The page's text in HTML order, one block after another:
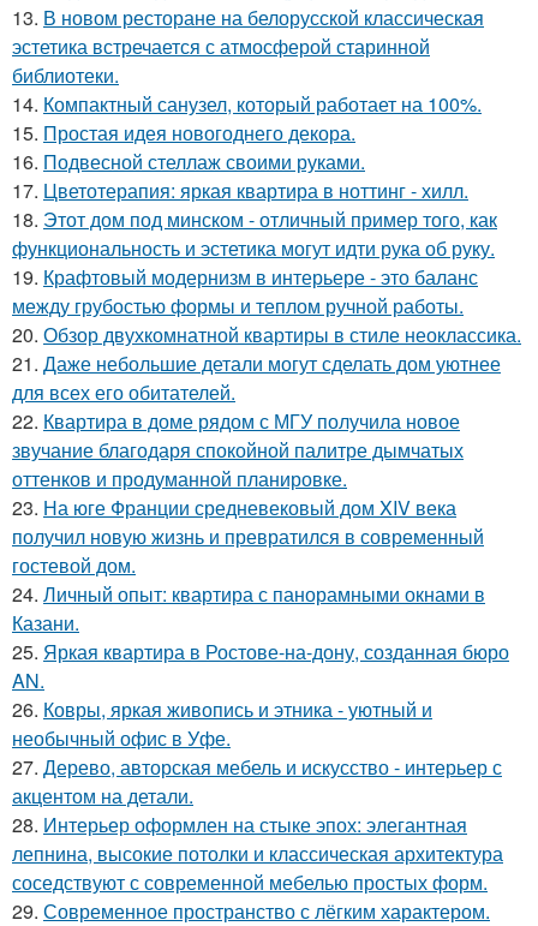
13. В новом ресторане на белорусской классическая
эстетика встречается с атмосферой старинной
библиотеки.
14. Компактный санузел, который работает на 100%.
15. Простая идея новогоднего декора.
16. Подвесной стеллаж своими руками.
17. Цветотерапия: яркая квартира в ноттинг - хилл.
18. Этот дом под минском - отличный пример того, как
функциональность и эстетика могут идти рука об руку.
19. Крафтовый модернизм в интерьере - это баланс
между грубостью формы и теплом ручной работы.
20. Обзор двухкомнатной квартиры в стиле неоклассика.
21. Даже небольшие детали могут сделать дом уютнее
для всех его обитателей.
22. Квартира в доме рядом с МГУ получила новое
звучание благодаря спокойной палитре дымчатых
оттенков и продуманной планировке.
23. На юге Франции средневековый дом XIV века
получил новую жизнь и превратился в современный
гостевой дом.
24. Личный опыт: квартира с панорамными окнами в
Казани.
25. Яркая квартира в Ростове-на-дону, созданная бюро
AN.
26. Ковры, яркая живопись и этника - уютный и
необычный офис в Уфе.
27. Дерево, авторская мебель и искусство - интерьер с
акцентом на детали.
28. Интерьер оформлен на стыке эпох: элегантная
лепнина, высокие потолки и классическая архитектура
соседствуют с современной мебелью простых форм.
29. Современное пространство с лёгким характером.